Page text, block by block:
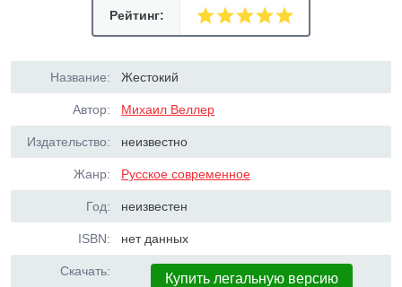
Рейтинг:
Название: Жестокий
Автор: Михаил Веллер
Издательство: неизвестно
Жанр: Русское современное
Год: неизвестен
ISBN: нет данных
Скачать: Купить легальную версию